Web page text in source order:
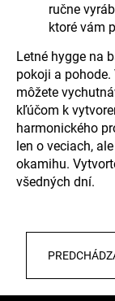
ručne
ktoré vám
Letné hygge na
pokoji a pohode.
môžete
kľúčom k
harmonického
len o veciach,
okamihu.
všedných dní.